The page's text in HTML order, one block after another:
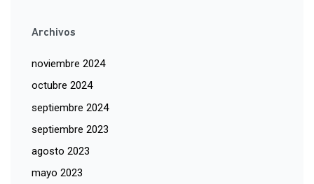
Archivos
noviembre 2024
octubre 2024
septiembre 2024
septiembre 2023
agosto 2023
mayo 2023